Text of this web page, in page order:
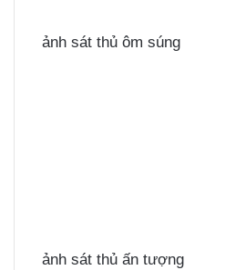
ảnh sát thủ ôm súng
ảnh sát thủ ấn tượng